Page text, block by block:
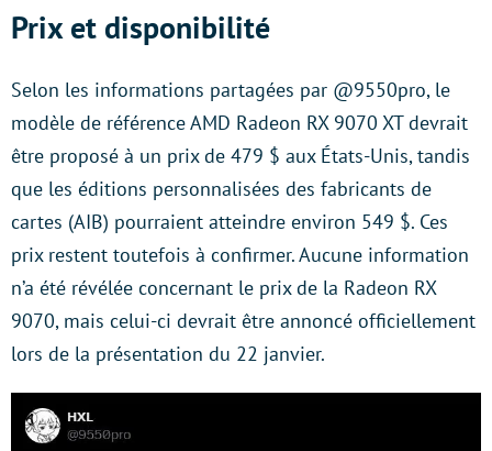
Prix et disponibilité
Selon les informations partagées par @9550pro, le
modèle de référence AMD Radeon RX 9070 XT devrait
être proposé à un prix de 479 $ aux États-Unis, tandis
que les éditions personnalisées des fabricants de
cartes (AIB) pourraient atteindre environ 549 $. Ces
prix restent toutefois à confirmer. Aucune information
n’a été révélée concernant le prix de la Radeon RX
9070, mais celui-ci devrait être annoncé officiellement
lors de la présentation du 22 janvier.